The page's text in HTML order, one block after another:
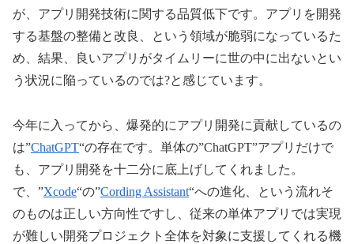
が、アプリ開発技術に関する品質低下です。アプリを開発
する基盤の整備と改良、という領域が脆弱になっているた
め、結果、良いアプリがタイムリーに世の中に出ないとい
う状況に陥っているのでは?と感じています。
今年に入ってから、爆発的にアプリ開発に貢献しているの
は”ChatGPT“の存在です。単体の”ChatGPT”アプリだけで
も、アプリ開発を十二分に底上げしてくれました。
で、”Xcode“の”Cording Assistant“への進化、という流れそ
のものは正しい方向性ですし、従来の単体アプリでは実現
が難しい開発プロジェクト全体を対象に支援してくれる機